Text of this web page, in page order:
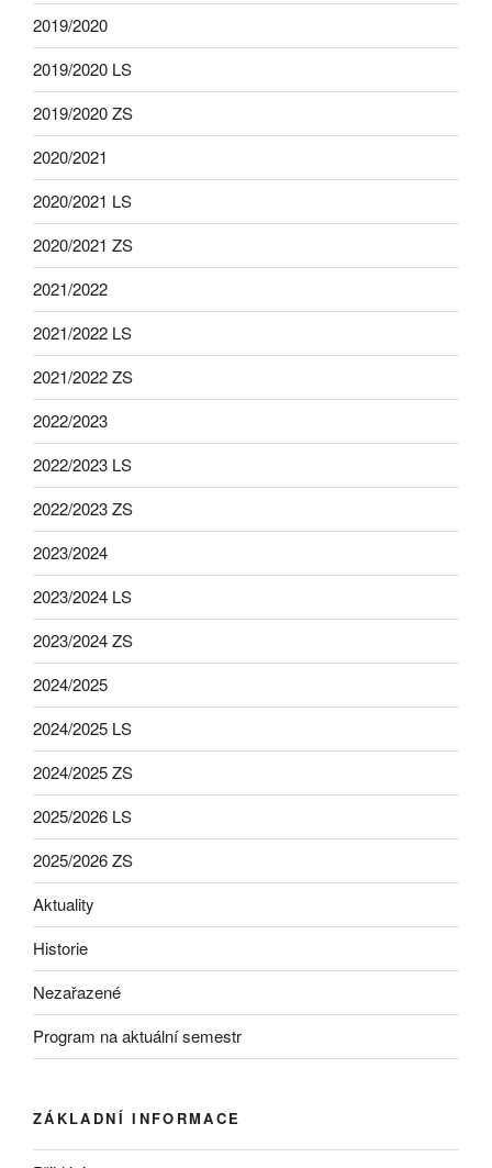
2019/2020
2019/2020 LS
2019/2020 ZS
2020/2021
2020/2021 LS
2020/2021 ZS
2021/2022
2021/2022 LS
2021/2022 ZS
2022/2023
2022/2023 LS
2022/2023 ZS
2023/2024
2023/2024 LS
2023/2024 ZS
2024/2025
2024/2025 LS
2024/2025 ZS
2025/2026 LS
2025/2026 ZS
Aktuality
Historie
Nezařazené
Program na aktuální semestr
ZÁKLADNÍ INFORMACE